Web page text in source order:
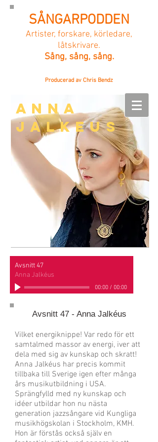
SÅNGARPODDEN
Artister, forskare, körledare,
låtskrivare.
Sång, sång, sång.
Producerad av Chris Bendz
Anna
Jalkeus
Avsnitt 47
Anna Jalkéus
00:00/ 00:00
Avsnitt 47 - Anna Jalkéus
Vilket energiknippe! Var redo för ett
samtalmed massor av energi, iver att
dela med sig av kunskap och skratt!
Anna Jalkéus har precis kommit
tillbaka till Sverige igen efter många
års musikutbildning i USA.
Sprängfylld med ny kunskap och
idéer utbildar hon nu nästa
generation jazzsångare vid Kungliga
musikhögskolan i Stockholm, KMH.
Hon är förstås också själv en